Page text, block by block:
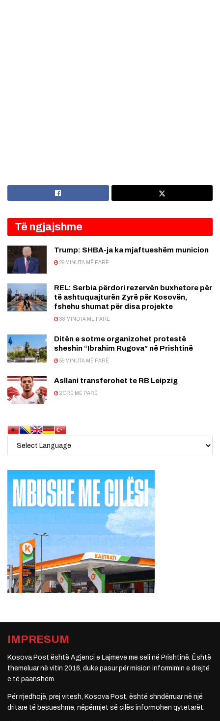
Të ngjajshme
Trump: SHBA-ja ka mjaftueshëm municion
29 MINUTA MË PARË
REL: Serbia përdori rezervën buxhetore për
të ashtuquajturën Zyrë për Kosovën,
fshehu shumat për disa projekte
38 MINUTA MË PARË
Ditën e sotme organizohet protestë
sheshin “Ibrahim Rugova” në Prishtinë
59 MINUTA MË PARË
Asllani transferohet te RB Leipzig
2 ORË MË PARË
IMPRESUM
Kosova Post është Agjenci e Lajmeve me seli në Prishtinë. Është
themeluar në vitin 2016, duke pasur për mision informimin e drejtë
e të paanshëm.
Për rrjedhojë, prej vitesh, Kosova Post, është shndërruar në një
dritare të besueshme, nëpërmjet së cilës informohen qytetarët.